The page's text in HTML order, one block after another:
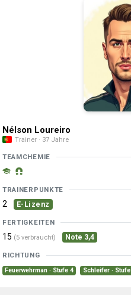
Nélson Loureiro
Trainer · 37 Jahre
TEAMCHEMIE
TRAINERPUNKTE
2 E-Lizenz
FERTIGKEITEN
15 (5 verbraucht) Note 3,4
RICHTUNG
Feuerwehrman · Stufe 4 Schleifer ·